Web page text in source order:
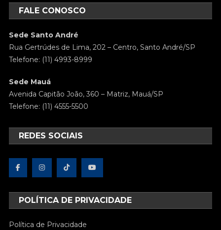
FALE CONOSCO
Sede Santo André
Rua Gertrúdes de Lima, 202 – Centro, Santo André/SP
Telefone: (11) 4993-8999
Sede Mauá
Avenida Capitão João, 360 – Matriz, Mauá/SP
Telefone: (11) 4555-5500
REDES SOCIAIS
POLÍTICA DE PRIVACIDADE
Política de Privacidade